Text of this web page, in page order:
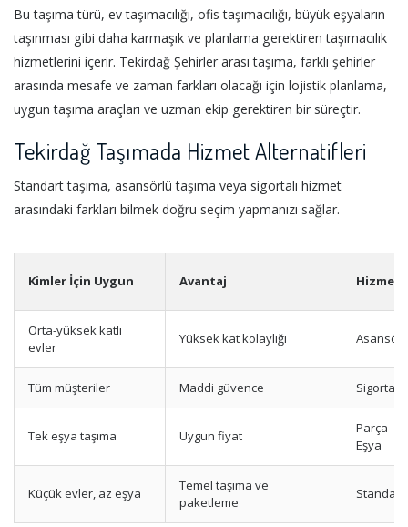
Bu taşıma türü, ev taşımacılığı, ofis taşımacılığı, büyük eşyaların
taşınması gibi daha karmaşık ve planlama gerektiren taşımacılık
hizmetlerini içerir. Tekirdağ Şehirler arası taşıma, farklı şehirler
arasında mesafe ve zaman farkları olacağı için lojistik planlama,
uygun taşıma araçları ve uzman ekip gerektiren bir süreçtir.
Tekirdağ Taşımada Hizmet Alternatifleri
Standart taşıma, asansörlü taşıma veya sigortalı hizmet
arasındaki farkları bilmek doğru seçim yapmanızı sağlar.
Kimler İçin Uygun Avantaj Hizmet
Orta-yüksek katlı
evler
Yüksek kat kolaylığı
Tüm müşteriler Maddi güvence Sigortalı
Tek eşya taşıma Uygun fiyat
Parça
Eşya
Küçük evler, az eşya
Temel taşıma ve
paketleme
Standart